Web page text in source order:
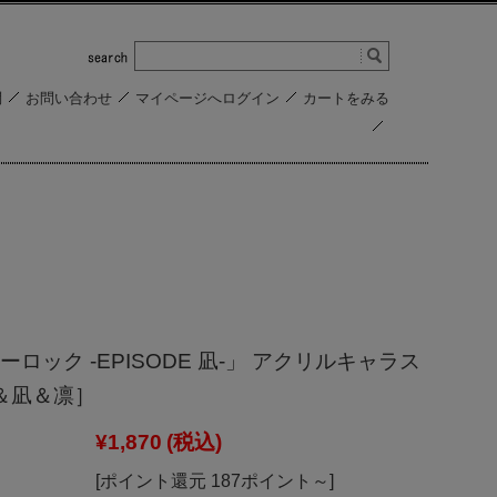
お問い合わせ マイページへログイン カートをみる
ロック -EPISODE 凪-」 アクリルキャラス
＆凛］
¥1,870 (税込)
[ポイント還元 187ポイント～]